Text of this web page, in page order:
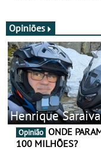
Opiniões
Henrique Saraiva
Opinião
100 MILHÕES?